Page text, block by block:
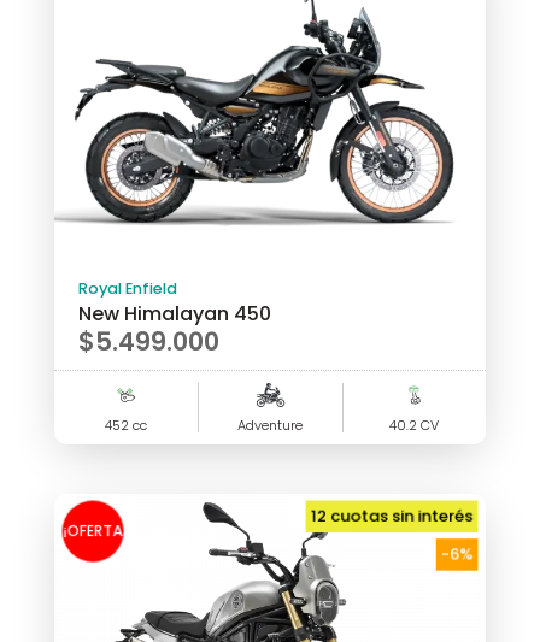
Royal Enfield
New Himalayan 450
$5.499.000
452 cc Adventure 40.2 CV
12 cuotas sin interés
-6%
¡OFERTA